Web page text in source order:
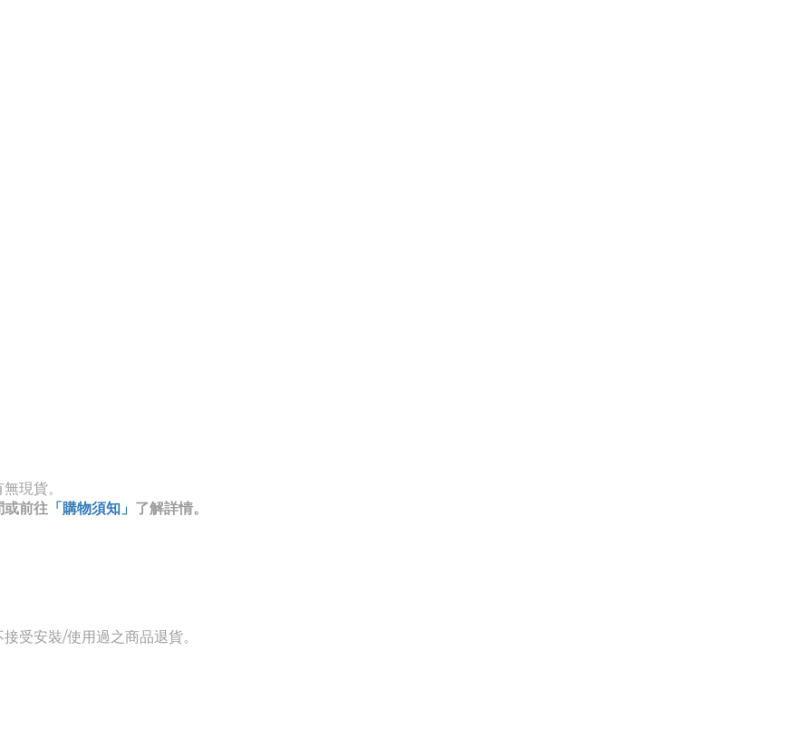
現貨。
或前往 「購物須知」 了解詳情。
受安裝/使用過之商品退貨。